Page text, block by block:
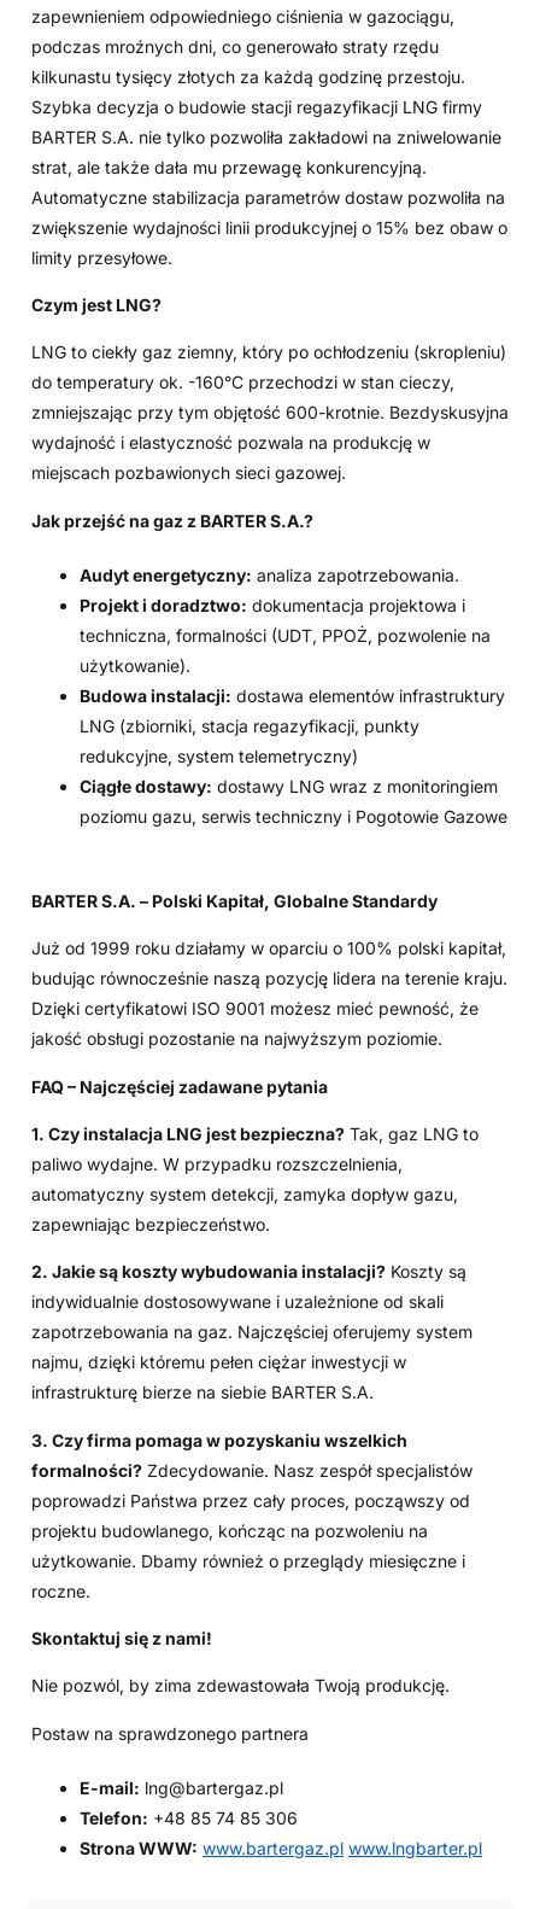
zapewnieniem odpowiedniego ciśnienia w gazociągu,
podczas mroźnych dni, co generowało straty rzędu
kilkunastu tysięcy złotych za każdą godzinę przestoju.
Szybka decyzja o budowie stacji regazyfikacji LNG firmy
BARTER S.A. nie tylko pozwoliła zakładowi na zniwelowanie
strat, ale także dała mu przewagę konkurencyjną.
Automatyczne stabilizacja parametrów dostaw pozwoliła na
zwiększenie wydajności linii produkcyjnej o 15% bez obaw o
limity przesyłowe.
Czym jest LNG?
LNG to ciekły gaz ziemny, który po ochłodzeniu (skropleniu)
do temperatury ok. -160°C przechodzi w stan cieczy,
zmniejszając przy tym objętość 600-krotnie. Bezdyskusyjna
wydajność i elastyczność pozwala na produkcję w
miejscach pozbawionych sieci gazowej.
Jak przejść na gaz z BARTER S.A.?
Audyt energetyczny: analiza zapotrzebowania.
Projekt i doradztwo: dokumentacja projektowa i
techniczna, formalności (UDT, PPOŻ, pozwolenie na
użytkowanie).
Budowa instalacji: dostawa elementów infrastruktury
LNG (zbiorniki, stacja regazyfikacji, punkty
redukcyjne, system telemetryczny)
Ciągłe dostawy: dostawy LNG wraz z monitoringiem
poziomu gazu, serwis techniczny i Pogotowie Gazowe
BARTER S.A. – Polski Kapitał, Globalne Standardy
Już od 1999 roku działamy w oparciu o 100% polski kapitał,
budując równocześnie naszą pozycję lidera na terenie kraju.
Dzięki certyfikatowi ISO 9001 możesz mieć pewność, że
jakość obsługi pozostanie na najwyższym poziomie.
FAQ – Najczęściej zadawane pytania
1. Czy instalacja LNG jest bezpieczna? Tak, gaz LNG to
paliwo wydajne. W przypadku rozszczelnienia,
automatyczny system detekcji, zamyka dopływ gazu,
zapewniając bezpieczeństwo.
2. Jakie są koszty wybudowania instalacji? Koszty są
indywidualnie dostosowywane i uzależnione od skali
zapotrzebowania na gaz. Najczęściej oferujemy system
najmu, dzięki któremu pełen ciężar inwestycji w
infrastrukturę bierze na siebie BARTER S.A.
3. Czy firma pomaga w pozyskaniu wszelkich
formalności? Zdecydowanie. Nasz zespół specjalistów
poprowadzi Państwa przez cały proces, począwszy od
projektu budowlanego, kończąc na pozwoleniu na
użytkowanie. Dbamy również o przeglądy miesięczne i
roczne.
Skontaktuj się z nami!
Nie pozwól, by zima zdewastowała Twoją produkcję.
Postaw na sprawdzonego partnera
E-mail: lng@bartergaz.pl
Telefon: +48 85 74 85 306
Strona WWW: www.bartergaz.pl www.lngbarter.pl